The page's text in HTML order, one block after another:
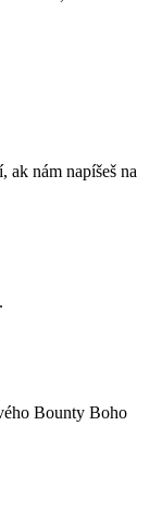
ak nám napíšeš na
Bounty Boho